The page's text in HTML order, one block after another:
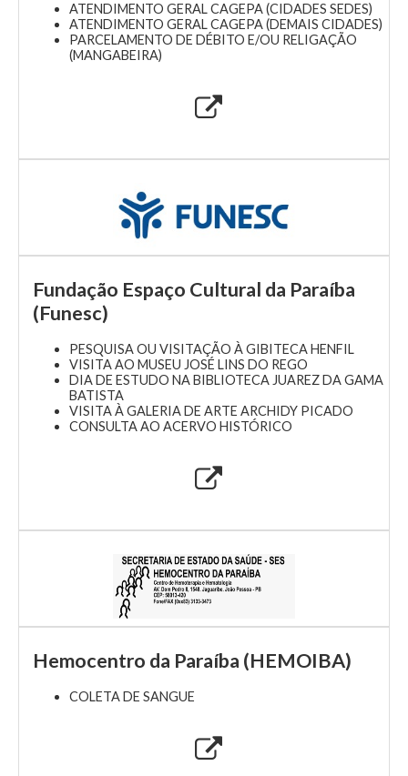
ATENDIMENTO GERAL CAGEPA (CIDADES SEDES)
ATENDIMENTO GERAL CAGEPA (DEMAIS CIDADES)
PARCELAMENTO DE DÉBITO E/OU RELIGAÇÃO
(MANGABEIRA)
Fundação Espaço Cultural da Paraíba
(Funesc)
PESQUISA OU VISITAÇÃO À GIBITECA HENFIL
VISITA AO MUSEU JOSÉ LINS DO REGO
DIA DE ESTUDO NA BIBLIOTECA JUAREZ DA GAMA
BATISTA
VISITA À GALERIA DE ARTE ARCHIDY PICADO
CONSULTA AO ACERVO HISTÓRICO
Hemocentro da Paraíba (HEMOIBA)
COLETA DE SANGUE